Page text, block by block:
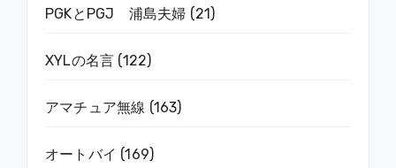
PGKとPGJ 浦島夫婦 (21)
XYLの名言 (122)
アマチュア無線 (163)
オートバイ (169)